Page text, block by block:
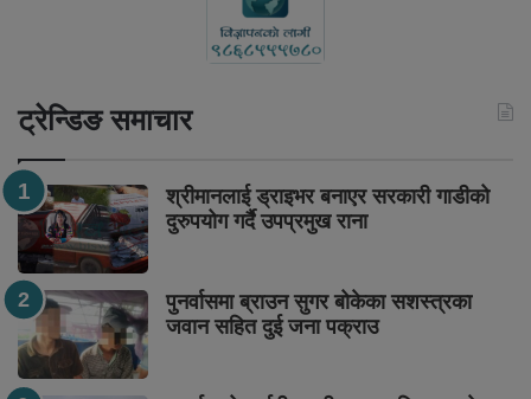
ट्रेन्डिङ समाचार
श्रीमानलाई ड्राइभर बनाएर सरकारी गाडीको
दुरुपयोग गर्दै उपप्रमुख राना
पुनर्वासमा ब्राउन सुगर बोकेका सशस्त्रका
जवान सहित दुई जना पक्राउ